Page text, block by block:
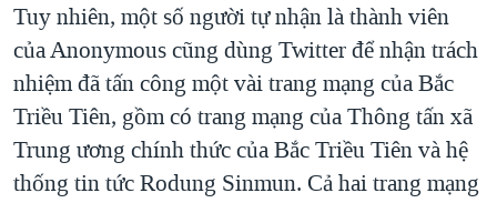
Tuy nhiên, một số người tự nhận là thành viên
của Anonymous cũng dùng Twitter để nhận trách
nhiệm đã tấn công một vài trang mạng của Bắc
Triều Tiên, gồm có trang mạng của Thông tấn xã
Trung ương chính thức của Bắc Triều Tiên và hệ
thống tin tức Rodung Sinmun. Cả hai trang mạng